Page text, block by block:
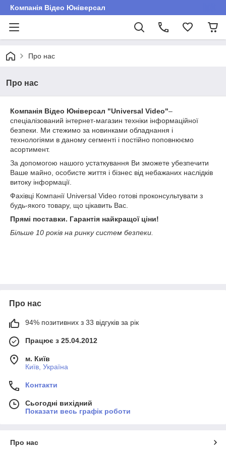
Компанія Відео Юніверсал
Про нас
Про нас
Компанія Відео Юніверсал "Universal Video"–
спеціалізований інтернет-магазин техніки інформаційної
безпеки. Ми стежимо за новинками обладнання і
технологіями в даному сегменті і постійно поповнюємо
асортимент.
За допомогою нашого устаткування Ви зможете убезпечити
Ваше майно, особисте життя і бізнес від небажаних наслідків
витоку інформації.
Фахівці Компанії Universal Video готові проконсультувати з
будь-якого товару, що цікавить Вас.
Прямі поставки. Гарантія найкращої ціни!
Більше 10 років на ринку систем безпеки.
Про нас
94% позитивних з 33 відгуків за рік
Працює з 25.04.2012
м. Київ
Київ, Україна
Контакти
Сьогодні вихідний
Показати весь графік роботи
Про нас